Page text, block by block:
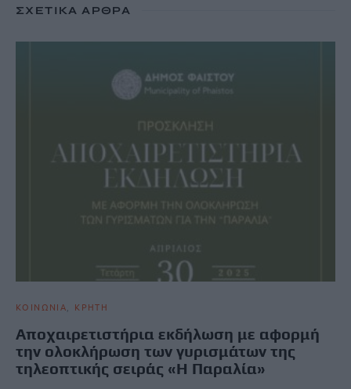
ΣΧΕΤΙΚΆ ΆΡΘΡΑ
ΚΟΙΝΩΝΙΑ ΚΡΗΤΗ
Αποχαιρετιστήρια εκδήλωση με αφορμή
την ολοκλήρωση των γυρισμάτων της
τηλεοπτικής σειράς «Η Παραλία»